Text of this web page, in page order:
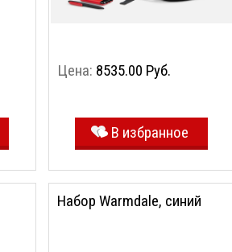
Цена: 8535.00 Руб.
В избранное
Набор Warmdale, синий